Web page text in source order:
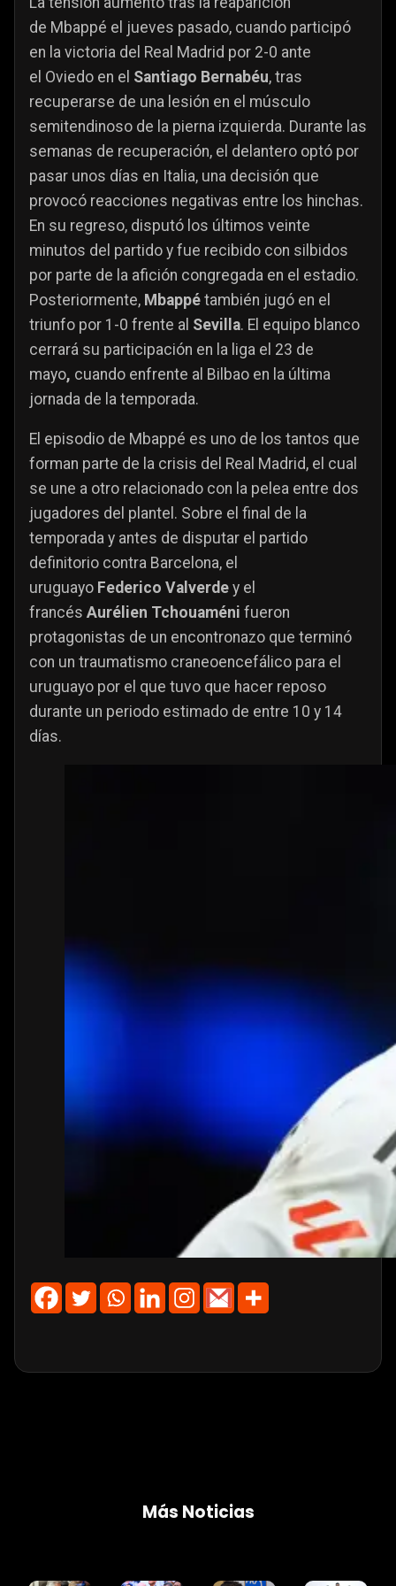
de Mbappé el jueves pasado, cuando participó
en la victoria del Real Madrid por 2-0 ante
el Oviedo en el Santiago Bernabéu, tras
recuperarse de una lesión en el músculo
semitendinoso de la pierna izquierda. Durante las
semanas de recuperación, el delantero optó por
pasar unos días en Italia, una decisión que
provocó reacciones negativas entre los hinchas.
En su regreso, disputó los últimos veinte
minutos del partido y fue recibido con silbidos
por parte de la afición congregada en el estadio.
Posteriormente, Mbappé también jugó en el
triunfo por 1-0 frente al Sevilla. El equipo blanco
cerrará su participación en la liga el 23 de
mayo, cuando enfrente al Bilbao en la última
jornada de la temporada.
El episodio de Mbappé es uno de los tantos que
forman parte de la crisis del Real Madrid, el cual
se une a otro relacionado con la pelea entre dos
jugadores del plantel. Sobre el final de la
temporada y antes de disputar el partido
definitorio contra Barcelona, el
uruguayo Federico Valverde y el
francés Aurélien Tchouaméni fueron
protagonistas de un encontronazo que terminó
con un traumatismo craneoencefálico para el
uruguayo por el que tuvo que hacer reposo
durante un periodo estimado de entre 10 y 14
días.
Más Noticias